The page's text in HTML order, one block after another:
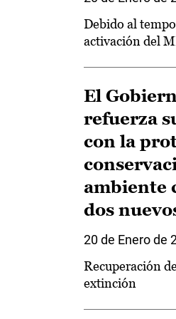
Debido al
activación del
El
refuerza
con la
ambiente
dos
20 de Enero de
Recuperación
extinción